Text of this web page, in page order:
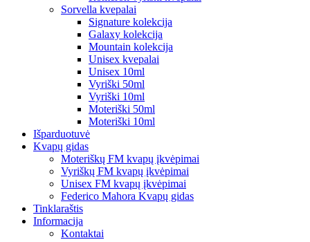
Sorvella kvepalai
Signature kolekcija
Galaxy kolekcija
Mountain kolekcija
Unisex kvepalai
Unisex 10ml
Vyriški 50ml
Vyriški 10ml
Moteriški 50ml
Moteriški 10ml
Išparduotuvė
Kvapų gidas
Moteriškų FM kvapų įkvėpimai
Vyriškų FM kvapų įkvėpimai
Unisex FM kvapų įkvėpimai
Federico Mahora Kvapų gidas
Tinklaraštis
Informacija
Kontaktai